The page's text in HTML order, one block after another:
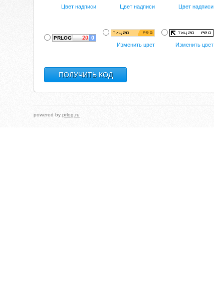
Цвет надписи Цвет надписи Цвет надписи
Изменить цвет Изменить цвет
powered byprlog.ru